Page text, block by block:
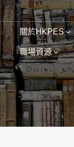
關於HKPES
職場資源